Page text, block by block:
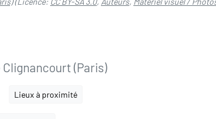
(Paris)
Lieux à proximité